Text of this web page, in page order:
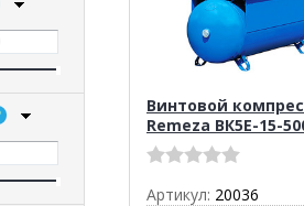
Винтовой
Remeza ВК5E-15-
Артикул: 20036